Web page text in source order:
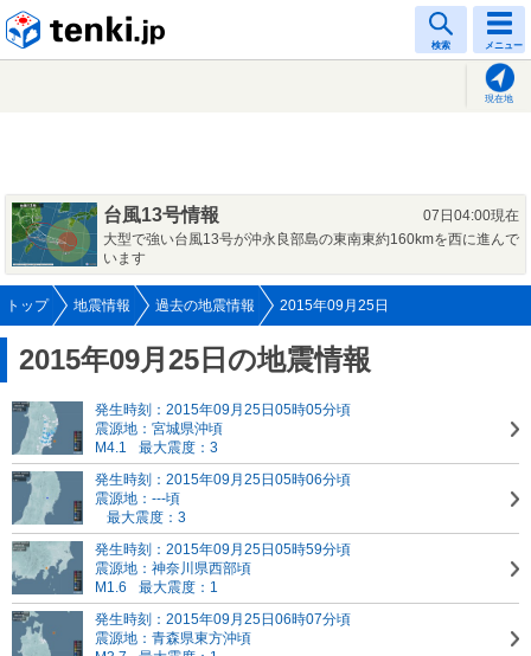
検索 メニュー
現在地
台風13号情報
07日04:00現在
大型で強い台風13号が沖永良部島の東南東約160kmを西に進んで
います
トップ 地震情報 過去の地震情報 2015年09月25日
2015年09月25日の地震情報
発生時刻：2015年09月25日05時05分頃
震源地：宮城県沖頃
M4.1
最大震度：3
発生時刻：2015年09月25日05時06分頃
震源地：---頃
最大震度：3
発生時刻：2015年09月25日05時59分頃
震源地：神奈川県西部頃
M1.6
最大震度：1
発生時刻：2015年09月25日06時07分頃
震源地：青森県東方沖頃